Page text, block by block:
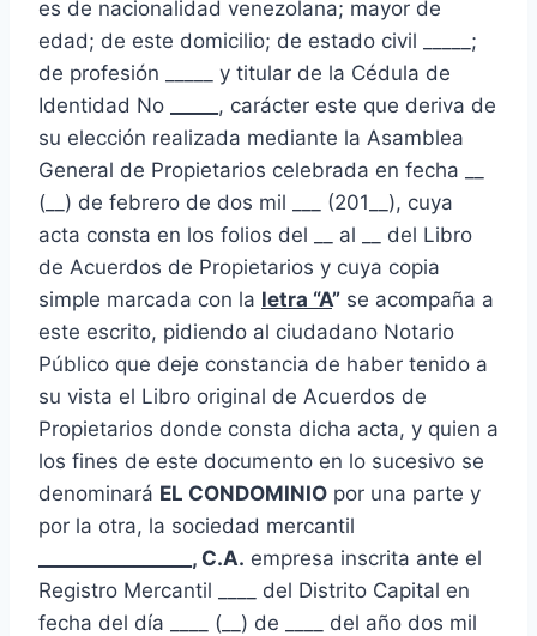
es de nacionalidad venezolana; mayor de
edad; de este domicilio; de estado civil _____;
de profesión _____ y titular de la Cédula de
Identidad No
, carácter este que deriva de
su elección realizada mediante la Asamblea
General de Propietarios celebrada en fecha __
(__) de febrero de dos mil ___ (201__), cuya
acta consta en los folios del __ al __ del Libro
de Acuerdos de Propietarios y cuya copia
simple marcada con la letra “A” se acompaña a
este escrito, pidiendo al ciudadano Notario
Público que deje constancia de haber tenido a
su vista el Libro original de Acuerdos de
Propietarios donde consta dicha acta, y quien a
los fines de este documento en lo sucesivo se
denominará EL CONDOMINIO por una parte y
por la otra, la sociedad mercantil
________________, C.A. empresa inscrita ante el
Registro Mercantil ____ del Distrito Capital en
fecha del día ____ (__) de ____ del año dos mil